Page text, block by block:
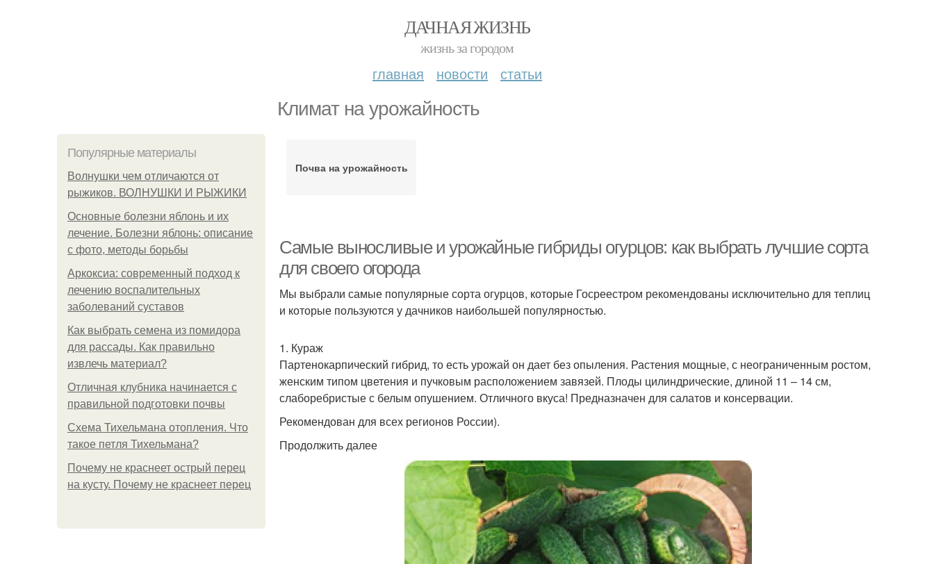
ДАЧНАЯ ЖИЗНЬ
жизнь за городом
главная новости статьи
Климат на урожайность
Популярные материалы
Волнушки чем отличаются от
рыжиков. ВОЛНУШКИ И РЫЖИКИ
Основные болезни яблонь и их
лечение. Болезни яблонь: описание
с фото, методы борьбы
Аркоксиа: современный подход к
лечению воспалительных
заболеваний суставов
Как выбрать семена из помидора
для рассады. Как правильно
извлечь материал?
Отличная клубника начинается с
правильной подготовки почвы
Схема Тихельмана отопления. Что
такое петля Тихельмана?
Почему не краснеет острый перец
на кусту. Почему не краснеет перец
Почва на урожайность
Самые выносливые и урожайные гибриды огурцов: как выбрать лучшие сорта
для своего огорода
Мы выбрали самые популярные сорта огурцов, которые Госреестром рекомендованы исключительно для теплиц
и которые пользуются у дачников наибольшей популярностью.
1. Кураж
Партенокарпический гибрид, то есть урожай он дает без опыления. Растения мощные, с неограниченным ростом,
женским типом цветения и пучковым расположением завязей. Плоды цилиндрические, длиной 11 – 14 см,
слаборебристые с белым опушением. Отличного вкуса! Предназначен для салатов и консервации.
Рекомендован для всех регионов России).
Продолжить далее